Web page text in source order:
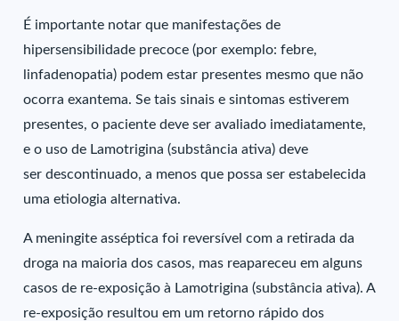
É importante notar que manifestações de
hipersensibilidade precoce (por exemplo: febre,
linfadenopatia) podem estar presentes mesmo que não
ocorra exantema. Se tais sinais e sintomas estiverem
presentes, o paciente deve ser avaliado imediatamente,
e o uso de Lamotrigina (substância ativa) deve
ser descontinuado, a menos que possa ser estabelecida
uma etiologia alternativa.
A meningite asséptica foi reversível com a retirada da
droga na maioria dos casos, mas reapareceu em alguns
casos de re-exposição à Lamotrigina (substância ativa). A
re-exposição resultou em um retorno rápido dos